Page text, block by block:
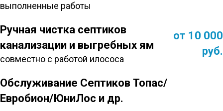
выполненные работы
Ручная чистка септиков
канализации и выгребных ям
совместно с работой илососа
от 10 000
руб.
Обслуживание Септиков Топас/
Евробион/ЮниЛос и др.